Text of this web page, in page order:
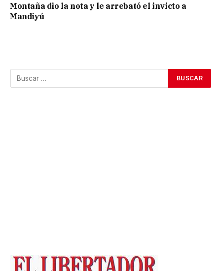
Montaña dio la nota y le arrebató el invicto a
Mandiyú